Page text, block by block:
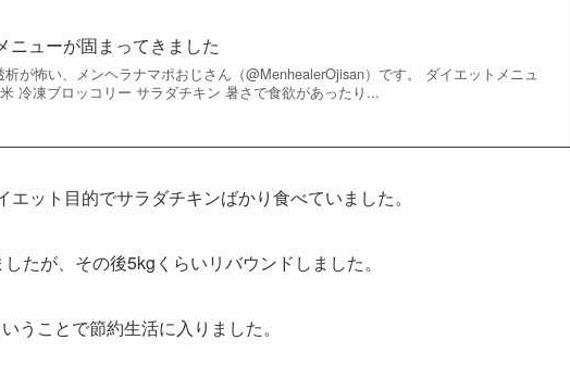
ニューが固まってきました
が怖い、メンヘラナマポおじさん（@MenhealerOjisan）です。 ダイエットメニュ
冷凍ブロッコリー サラダチキン 暑さで食欲があったり...
ット目的でサラダチキンばかり食べていました。
たが、その後5kgくらいリバウンドしました。
うことで節約生活に入りました。